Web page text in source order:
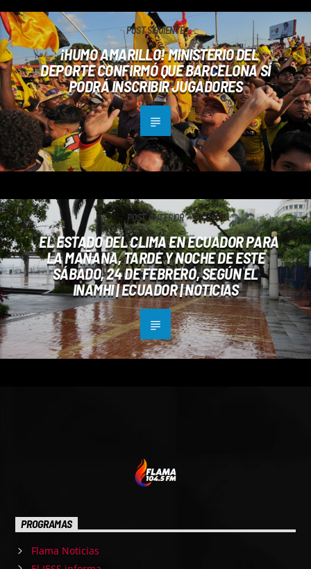
POST SIGUIENTE
¡HUMO AMARILLO! MINISTERIO DEL
DEPORTE CONFIRMÓ QUE BARCELONA SÍ
PODRÁ INSCRIBIR JUGADORES
POST ANTERIOR
EL ESTADO DEL CLIMA EN ECUADOR PARA
LA MAÑANA, TARDE Y NOCHE DE ESTE
SÁBADO, 24 DE FEBRERO, SEGÚN EL
INAMHI | ECUADOR | NOTICIAS
PROGRAMAS
Flama Noticias